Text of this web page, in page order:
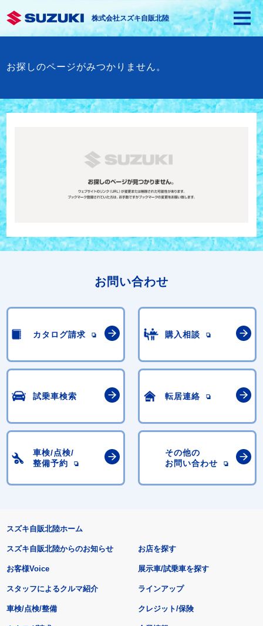
株式会社スズキ自販北陸
お探しのページがみつかりません。
お問い合わせ
カタログ請求 購入相談
試乗車検索 転居連絡
車検/点検/
整備予約
その他の
お問い合わせ
スズキ自販北陸ホーム
スズキ自販北陸からのお知らせ
お客様Voice
スタッフによるクルマ紹介
お店を探す
展示車/試乗車を探す
ラインアップ
車検/点検/整備 クレジット/保険